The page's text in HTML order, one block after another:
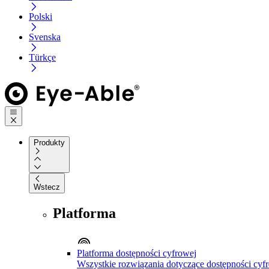
Polski
Svenska
Türkçe
Produkty
Wstecz
Platforma
Platforma dostępności cyfrowej
Wszystkie rozwiązania dotyczące dostępności